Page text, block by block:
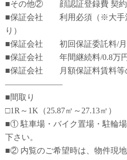
■その他② 顔認証登録費 契約
■保証会社 利用必須（※大手
り）
■保証会社 初回保証委託料/月
■保証会社 年間継続料/0.8万円
■保証会社 月額保証料賃料等
―――――――
■間取り
□1R～1K（25.87㎡～27.13㎡）
■① 駐車場・バイク置場・駐輪
下さい。
■② 内覧のご希望時は、物件現